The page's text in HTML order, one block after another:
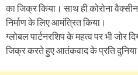
का जिक्र किया। साथ ही कोरोना
निर्माण के लिए आमंत्रित किया।
ग्लोबल पार्टनरशिप के महत्व पर भी जोर
जिक्र करते हुए आतंकवाद के प्रति दुनिया